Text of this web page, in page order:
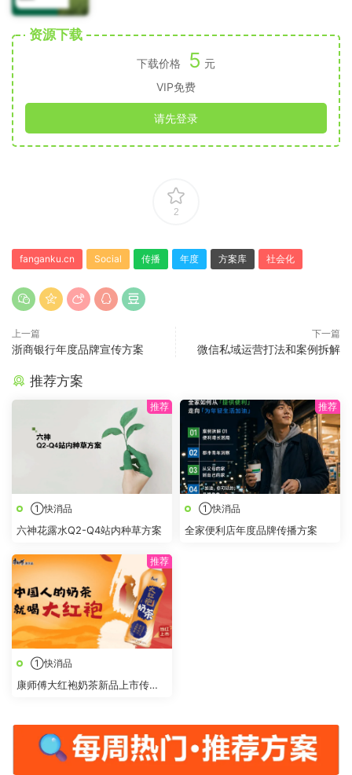
资源下载
下载价格 5 元
VIP免费
请先登录
2
fanganku.cn Social 传播 年度 方案库 社会化
上一篇
浙商银行年度品牌宣传方案
下一篇
微信私域运营打法和案例拆解
推荐方案
①快消品
六神花露水Q2-Q4站内种草方案
①快消品
全家便利店年度品牌传播方案
①快消品
康师傅大红袍奶茶新品上市传播